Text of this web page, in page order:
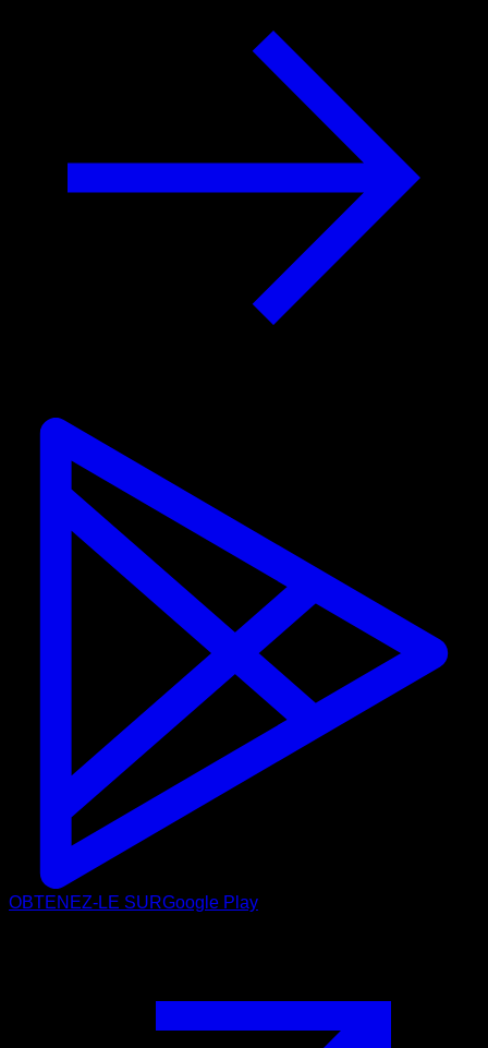
OBTENEZ-LE SURGoogle Play